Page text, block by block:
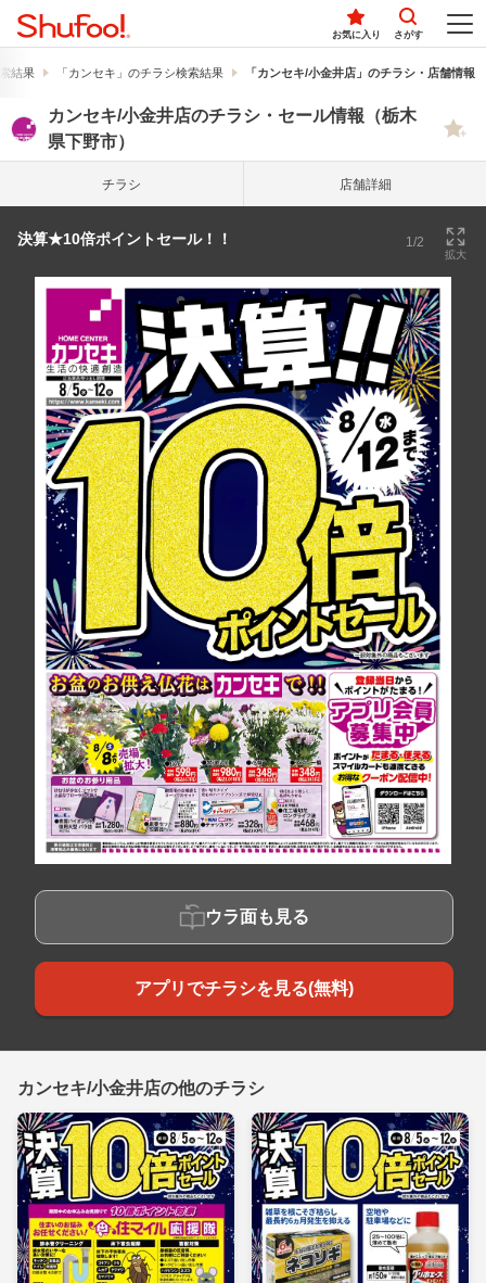
お気に入り さがす
結果 「カンセキ」のチラシ検索結果 「カンセキ/小金井店」のチラシ・店舗情報
カンセキ/小金井店のチラシ・セール情報（栃木
県下野市）
チラシ 店舗詳細
決算★10倍ポイントセール！！ 1/2
拡大
ウラ面も見る
アプリでチラシを見る(無料)
カンセキ/小金井店の他のチラシ